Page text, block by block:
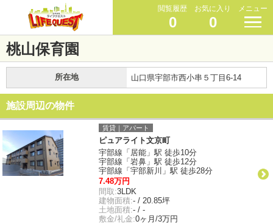
閲覧履歴
0
お気に入り
0
メニュー
桃山保育園
所在地 山口県宇部市西小串５丁目6-14
施設周辺の物件
賃貸｜アパート
ピュアライト文京町
宇部線「居能」駅 徒歩10分
宇部線「岩鼻」駅 徒歩12分
宇部線「宇部新川」駅 徒歩28分
7.48万円
間取:3LDK
建物面積:- / 20.85坪
土地面積:- / -
敷金/礼金:0ヶ月/3万円